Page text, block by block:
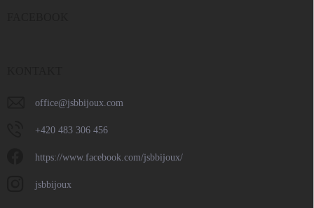
office@jsbbijoux.com
+420 483 306 456
https://www.facebook.com/jsbbijoux/
jsbbijoux